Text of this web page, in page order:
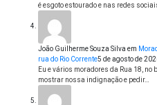
é esgoto estourado e nas redes
João Guilherme Souza Silva em
rua do Rio Corrente5 de agosto de
Eu e vários moradores da Rua 18, no
mostrar nossa indignação e pedir…